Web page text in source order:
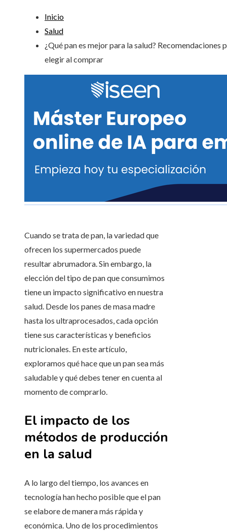
Inicio
Salud
¿Qué pan es mejor para la salud? Recomendaciones
elegir al comprar
Cuando se trata de pan, la variedad que
ofrecen los supermercados puede
resultar abrumadora. Sin embargo, la
elección del tipo de pan que consumimos
tiene un impacto significativo en nuestra
salud. Desde los panes de masa madre
hasta los ultraprocesados, cada opción
tiene sus características y beneficios
nutricionales. En este artículo,
exploramos qué hace que un pan sea más
saludable y qué debes tener en cuenta al
momento de comprarlo.
El impacto de los
métodos de producción
en la salud
A lo largo del tiempo, los avances en
tecnología han hecho posible que el pan
se elabore de manera más rápida y
económica. Uno de los procedimientos